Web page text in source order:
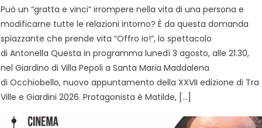
Può un “gratta e vinci” irrompere nella vita di una persona e
modificarne tutte le relazioni intorno? È da questa domanda
spiazzante che prende vita “Offro io!”, lo spettacolo
di Antonella Questa in programma lunedì 3 agosto, alle 21.30,
nel Giardino di Villa Pepoli a Santa Maria Maddalena
di Occhiobello, nuovo appuntamento della XXVII edizione di Tra
Ville e Giardini 2026. Protagonista è Matilde, […]